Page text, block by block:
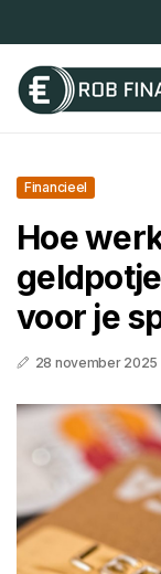
Financieel
Hoe
voor je
28 november 2025